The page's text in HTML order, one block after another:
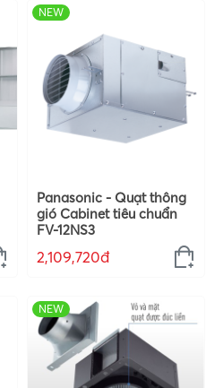
NEW
Panasonic - Quạt thông
gió Cabinet tiêu chuẩn
FV-12NS3
2,109,720đ
NEW